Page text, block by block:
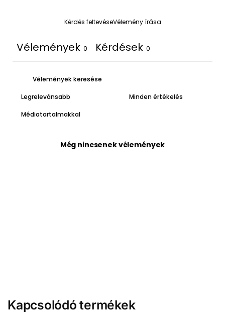
Kérdés feltevéseVélemény írása
Vélemények 0 Kérdések 0
Médiatartalmakkal
Még nincsenek vélemények
Kapcsolódó termékek